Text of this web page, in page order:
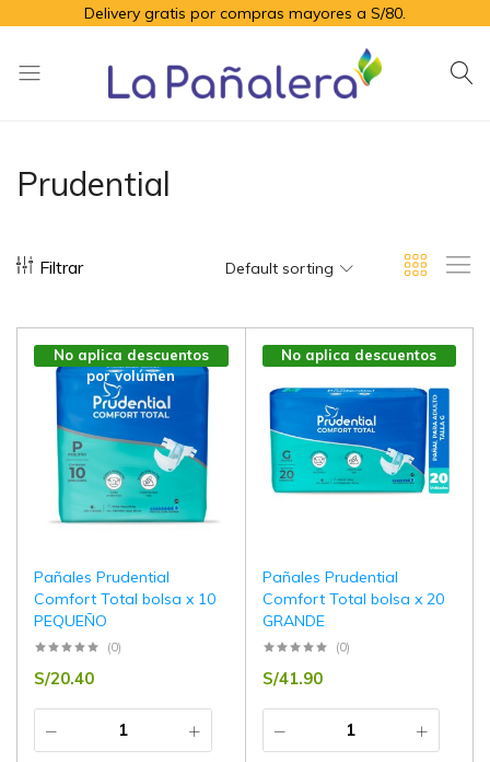
Delivery gratis por compras mayores a S/80.
para
Prudential
Filtrar Default sorting
No aplica descuentos
por volúmen
Pañales Prudential
Comfort Total bolsa x 10
PEQUEÑO
(0)
S/20.40
No aplica descuentos
Pañales Prudential
Comfort Total bolsa x 20
GRANDE
(0)
S/41.90